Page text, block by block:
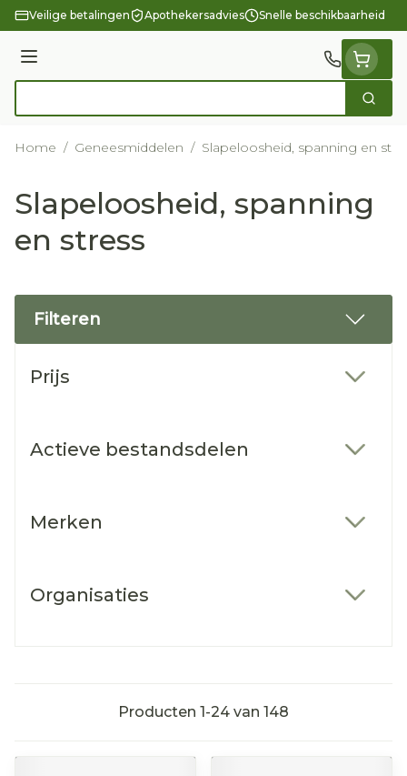
Ga naar de inhoud
Veilige betalingen Apothekersadvies Snelle beschikbaarheid
Menu
Zoek
Home / Geneesmiddelen / Slapeloosheid, spanning en
Slapeloosheid, spanning
en stress
Filteren
Prijs
Actieve bestandsdelen
Merken
Organisaties
Producten 1-24 van 148